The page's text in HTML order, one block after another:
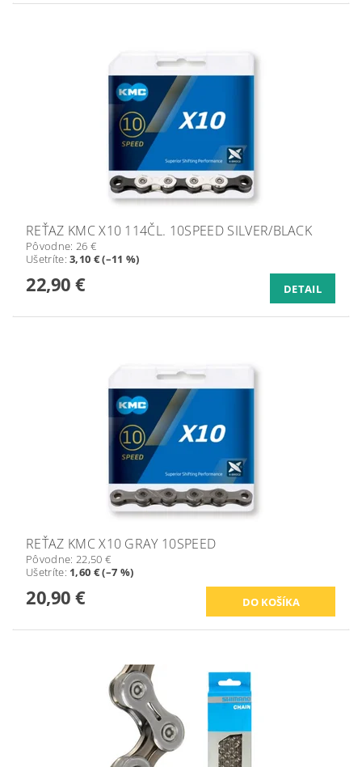
REŤAZ KMC X10 114ČL. 10SPEED SILVER/BLACK
Pôvodne: 26 €
Ušetríte:3,10 € (–11 %)
22,90 € DETAIL
REŤAZ KMC X10 GRAY 10SPEED
Pôvodne: 22,50 €
Ušetríte: 1,60 € (–7 %)
20,90 €